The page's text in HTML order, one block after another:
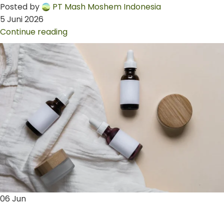
Posted by
PT Mash Moshem Indonesia
5 Juni 2026
Continue reading
06 Jun